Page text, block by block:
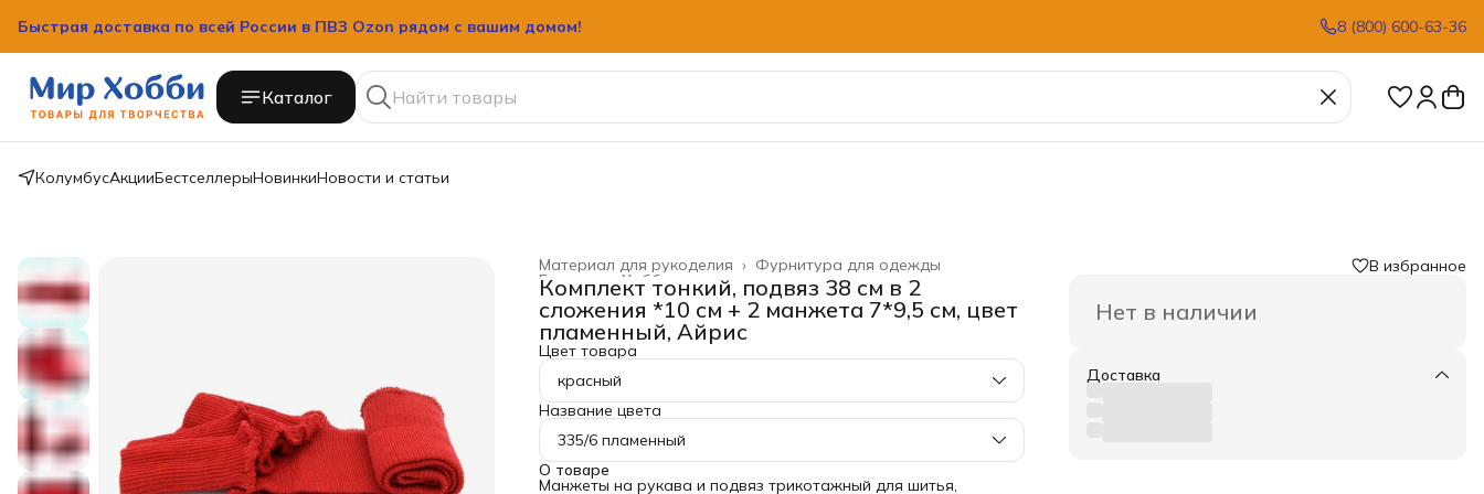
Быстрая доставка по всей России в ПВЗ Ozon рядом с вашим домом! 8 (800) 600-63-36
Каталог
КолумбусАкцииБестселлерыНовинкиНовости и статьи
Фурнитура для одежды
Материал для рукоделия ›
Хобби и творчество ›
Главная
Комплект тонкий, подвяз 38 см в 2
сложения *10 см + 2 манжета 7*9,5 см, цвет
пламенный, Айрис
Цвет товара
красный
Название цвета
335/6 пламенный
О товаре
Манжеты на рукава и подвяз трикотажный для шитья,
В избранное
Нет в наличии
Доставка